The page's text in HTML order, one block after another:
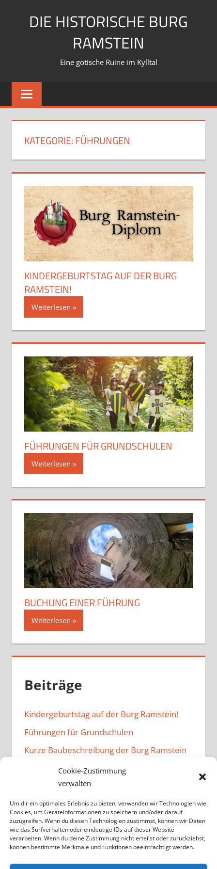
Cookie-Zustimmung
verwalten
Um dir ein optimales Erlebnis zu bieten, verwenden wir Technologien wie
Cookies, um Geräteinformationen zu speichern und/oder darauf
zuzugreifen. Wenn du diesen Technologien zustimmst, können wir Daten
wie das Surfverhalten oder eindeutige IDs auf dieser Website
verarbeiten. Wenn du deine Zustimmung nicht erteilst oder zurückziehst,
können bestimmte Merkmale und Funktionen beeinträchtigt werden.
DIE HISTORISCHE BURG
RAMSTEIN
Eine gotische Ruine im Kylltal
KATEGORIE:FÜHRUNGEN
KINDERGEBURTSTAG AUF DER BURG
RAMSTEIN!
Weiterlesen
FÜHRUNGEN FÜR GRUNDSCHULEN
Weiterlesen
BUCHUNG EINER FÜHRUNG
Weiterlesen
Beiträge
Kindergeburtstag auf der Burg Ramstein!
Führungen für Grundschulen
Kurze Baubeschreibung der Burg Ramstein
Herzlich willkommen auf der Burg Ramstein!
Buchung einer Führung
Suchen
Suchen